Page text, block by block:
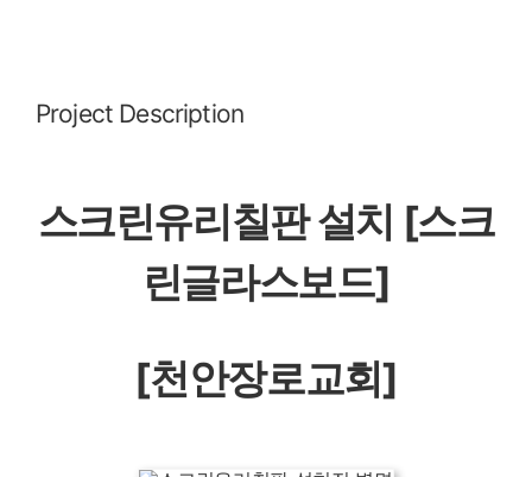
Project Description
스크린유리칠판 설치 [스크
린글라스보드]
[천안장로교회]